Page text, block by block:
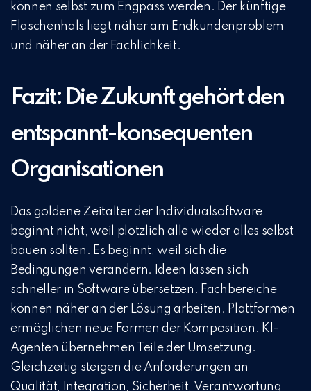
können selbst zum Engpass werden. Der künftige
Flaschenhals liegt näher am Endkundenproblem
und näher an der Fachlichkeit.
Fazit: Die Zukunft gehört den
entspannt-konsequenten
Organisationen
Das goldene Zeitalter der Individualsoftware
beginnt nicht, weil plötzlich alle wieder alles selbst
bauen sollten. Es beginnt, weil sich die
Bedingungen verändern. Ideen lassen sich
schneller in Software übersetzen. Fachbereiche
können näher an der Lösung arbeiten. Plattformen
ermöglichen neue Formen der Komposition. KI-
Agenten übernehmen Teile der Umsetzung.
Gleichzeitig steigen die Anforderungen an
Qualität, Integration, Sicherheit, Verantwortung